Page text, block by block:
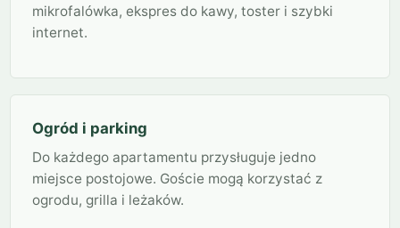
mikrofalówka, ekspres do kawy, toster i szybki
internet.
Ogród i parking
Do każdego apartamentu przysługuje jedno
miejsce postojowe. Goście mogą korzystać z
ogrodu, grilla i leżaków.